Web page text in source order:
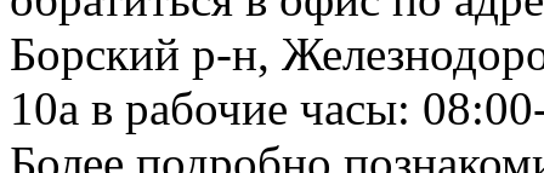
Борский р-н,
10а в рабочие часы:
Более подробно